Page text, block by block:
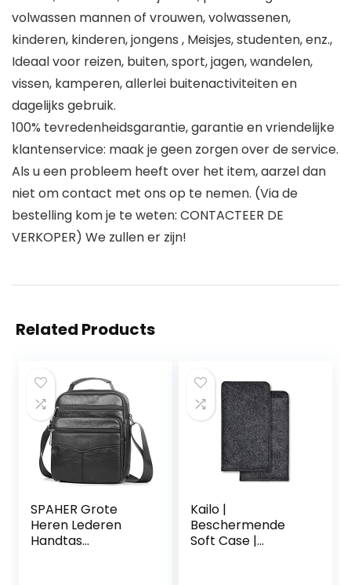
volwassen mannen of vrouwen, volwassenen,
kinderen, kinderen, jongens , Meisjes, studenten, enz.,
Ideaal voor reizen, buiten, sport, jagen, wandelen,
vissen, kamperen, allerlei buitenactiviteiten en
dagelijks gebruik.
100% tevredenheidsgarantie, garantie en vriendelijke
klantenservice: maak je geen zorgen over de service.
Als u een probleem heeft over het item, aarzel dan
niet om contact met ons op te nemen. (Via de
bestelling kom je te weten: CONTACTEER DE
VERKOPER) We zullen er zijn!
Related Products
SPAHER Grote
Heren Lederen
Handtas
Kailo |
Beschermende
Soft Case |